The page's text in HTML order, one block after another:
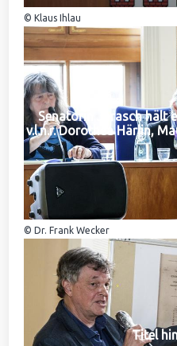
© Klaus Ihlau
Senatorin Jarasch hält
v.l.n.r. Dorothea Härlin,
© Dr. Frank Wecker
Titel